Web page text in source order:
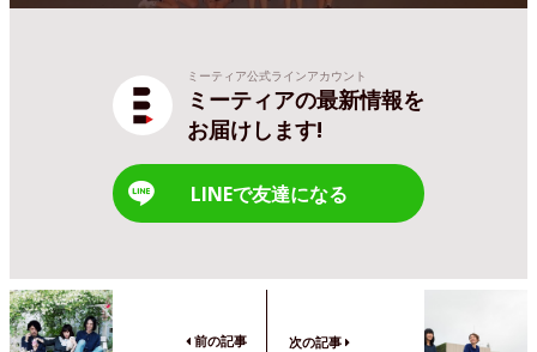
ミーティア公式ラインアカウント
ミーティアの最新情報を
お届けします!
LINEで友達になる
前の記事 次の記事